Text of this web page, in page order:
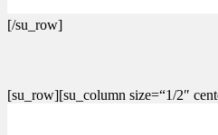
[/su_row]
[su_row][su_column size=“1/2″